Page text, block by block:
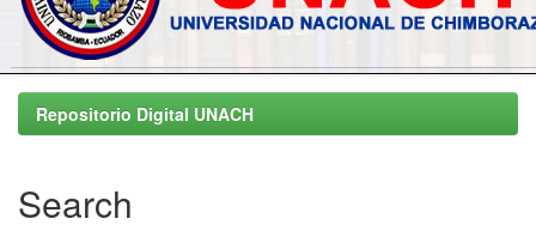
Skip
navigationRepositorio Digital UNACH
Search